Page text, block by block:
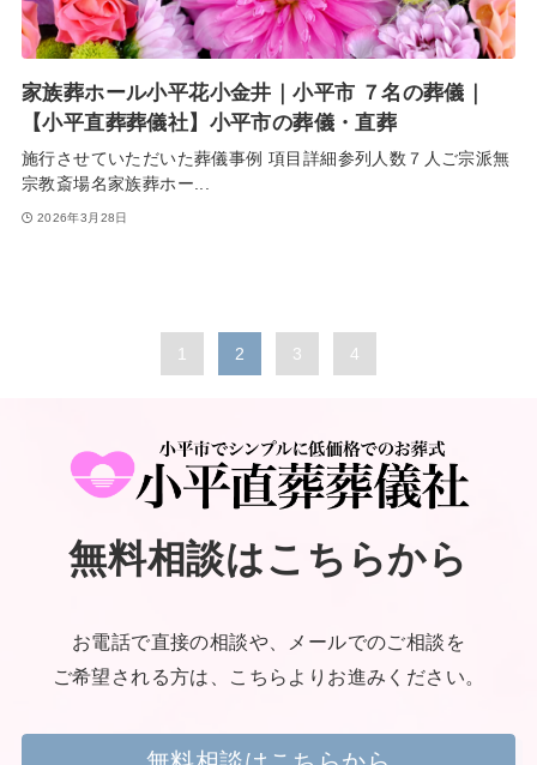
家族葬ホール小平花小金井｜小平市 ７名の葬儀｜
【小平直葬葬儀社】小平市の葬儀・直葬
施行させていただいた葬儀事例 項目詳細参列人数７人ご宗派無
宗教斎場名家族葬ホー...
2026年3月28日
1 2 3 4
無料相談はこちらから
お電話で直接の相談や、メールでのご相談を
ご希望される方は、こちらよりお進みください。